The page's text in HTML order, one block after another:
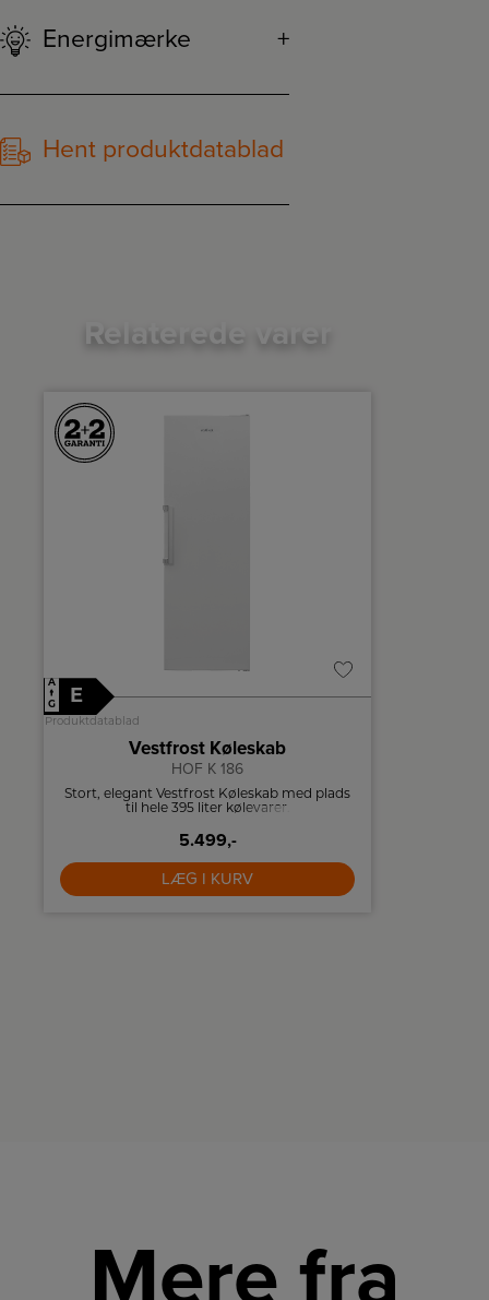
Energimærke
Hent produktdatablad
Relaterede varer
A
↑
G
E
Produktdatablad
Vestfrost Køleskab
HOF K 186
Stort, elegant Vestfrost Køleskab med plads
til hele 395 liter kølevarer.
5.499,-
LÆG I KURV
Mere fra